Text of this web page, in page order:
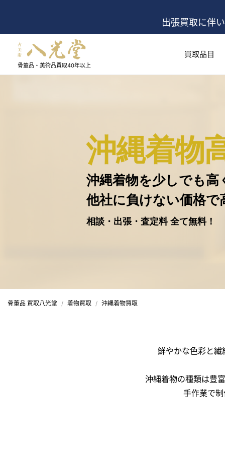
出張買取に伴
骨董品・美術品買取40年以上
買取品目
沖縄着物
沖縄着物を少しでも高
他社に負けない価格
相談・出張・査定料 全て無料！
骨董品 買取八光堂 着物買取 沖縄着物買取
鮮やかな色彩と繊
沖縄着物の種類は豊
手作業で